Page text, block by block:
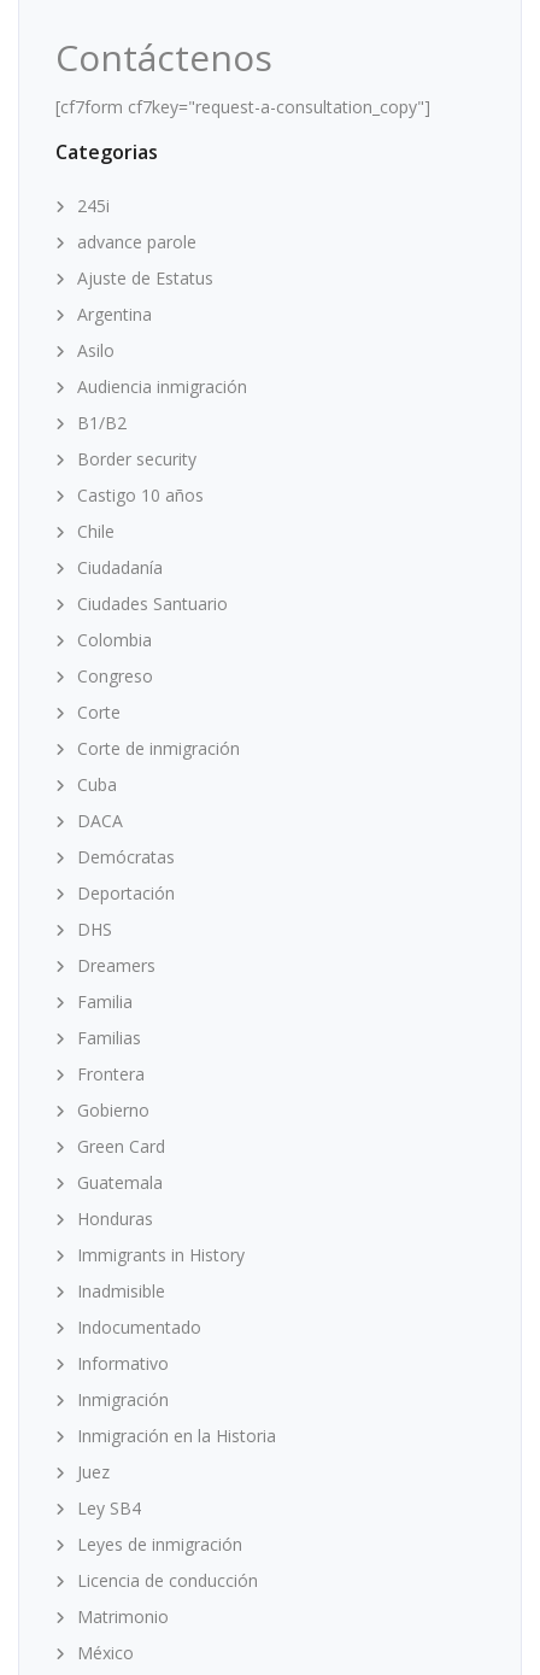
Contáctenos
[cf7form cf7key="request-a-consultation_copy"]
Categorias
245i
advance parole
Ajuste de Estatus
Argentina
Asilo
Audiencia inmigración
B1/B2
Border security
Castigo 10 años
Chile
Ciudadanía
Ciudades Santuario
Colombia
Congreso
Corte
Corte de inmigración
Cuba
DACA
Demócratas
Deportación
DHS
Dreamers
Familia
Familias
Frontera
Gobierno
Green Card
Guatemala
Honduras
Immigrants in History
Inadmisible
Indocumentado
Informativo
Inmigración
Inmigración en la Historia
Juez
Ley SB4
Leyes de inmigración
Licencia de conducción
Matrimonio
México